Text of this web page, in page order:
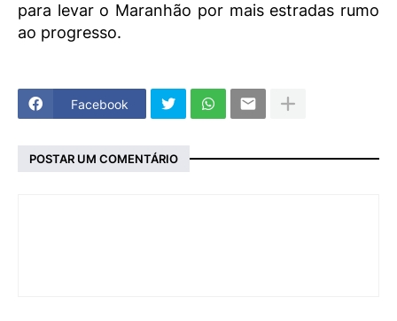
para levar o Maranhão por mais estradas rumo
ao progresso.
Facebook
POSTAR UM COMENTÁRIO